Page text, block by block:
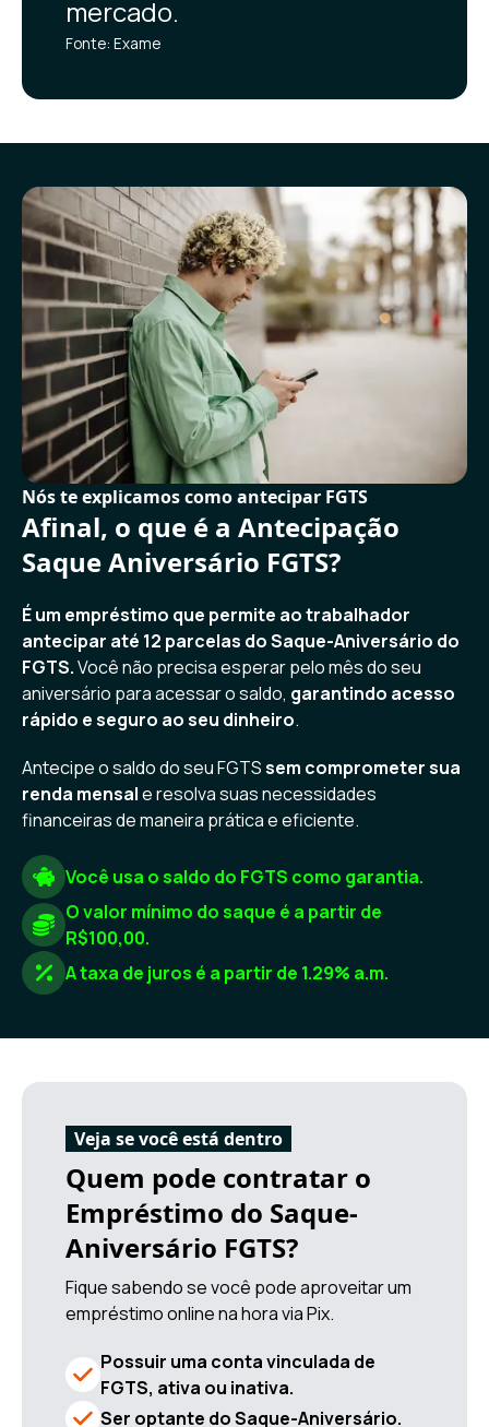
mercado.
Fonte: Exame
Nós te explicamos como antecipar FGTS
Afinal, o que é a Antecipação
Saque Aniversário FGTS?
É um empréstimo que permite ao trabalhador
antecipar até 12 parcelas do Saque-Aniversário do
FGTS.Você não precisa esperar pelo mês do seu
aniversário para acessar o saldo, garantindo acesso
rápido e seguro ao seu dinheiro.
Antecipe o saldo do seu FGTSsem comprometer sua
renda mensale resolva suas necessidades
financeiras de maneira prática e eficiente.
Você usa o saldo do FGTS como garantia.
O valor mínimo do saque é a partir de
R$100,00.
A taxa de juros é a partir de 1.29% a.m.
Veja se você está dentro
Quem pode contratar o
Empréstimo do Saque-
Aniversário FGTS?
Fique sabendo se você pode aproveitar um
empréstimo online na hora via Pix.
Possuir uma conta vinculada de
FGTS, ativa ou inativa.
Ser optante do Saque-Aniversário.